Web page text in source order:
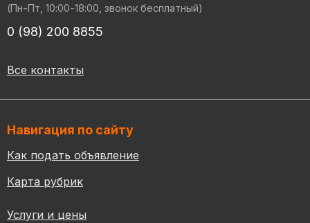
(Пн-Пт, 10:00-18:00, звонок бесплатный)
0 (98) 200 8855
Все контакты
Навигация по сайту
Как подать объявление
Карта рубрик
Услуги и цены